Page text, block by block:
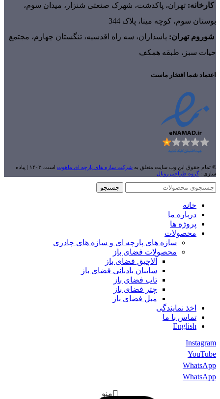
کارخانه: تهران، پاکدشت، شهرک صنعتی شنزار، میدان سوم،
بوستان سوم، کوچه مینا، پلاک 344
شوروم تهران: پاسداران، سه راه اقدسیه، تنگستان چهارم، مجتمع
حیات سبز، طبقه همکف
اعتماد شما افتخار ماست
© تمام حقوق این وب سایت متعلق به شرکت سازه های پارچه ای ماهوت
است. ۱۴۰۳ | پیاده
سازی : گروه طراحی رویال
جستجو
خانه
درباره ما
پروژه ها
محصولات
سازه های پارچه ای و سازه های چادری
محصولات فضای باز
آلاچیق فضای باز
سایبان بادبانی فضای باز
تاب فضای باز
چتر فضای باز
مبل فضای باز
اخذ نمایندگی
تماس با ما
English
Instagram
YouTube
WhatsApp
WhatsApp
منو